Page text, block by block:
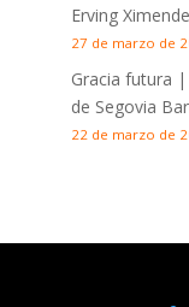
Erving
27 de marzo de
Gracia futura |
de Segovia
22 de marzo de